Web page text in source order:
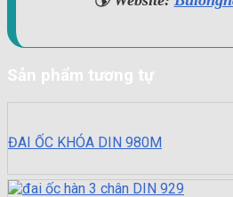
Sản phẩm tương tự
ĐAI ỐC KHÓA DIN 980M